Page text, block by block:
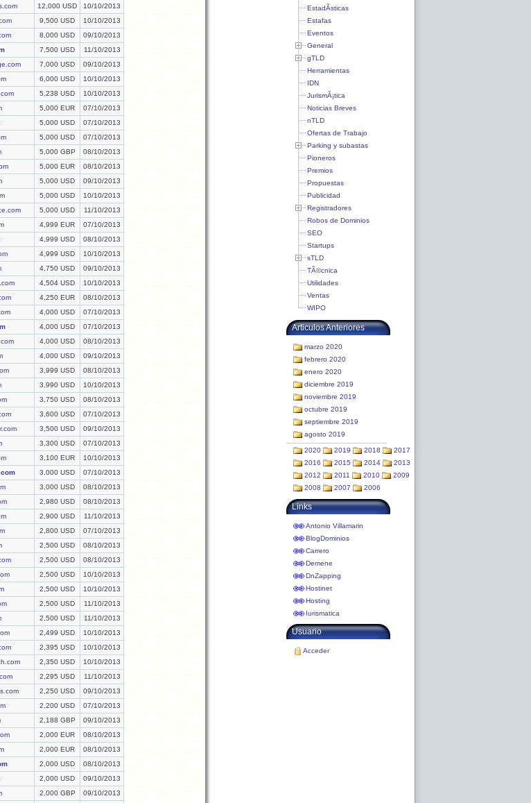
12,000 USD
10/10/2013
9,500 USD
10/10/2013
8,000 USD
09/10/2013
7,500 USD
11/10/2013
7,000 USD
09/10/2013
6,000 USD
10/10/2013
5,238 USD
10/10/2013
5,000 EUR
07/10/2013
5,000 USD
07/10/2013
5,000 USD
07/10/2013
5,000 GBP
08/10/2013
5,000 EUR
08/10/2013
5,000 USD
09/10/2013
5,000 USD
10/10/2013
5,000 USD
11/10/2013
4,999 EUR
07/10/2013
4,999 USD
08/10/2013
4,999 USD
10/10/2013
4,750 USD
09/10/2013
4,504 USD
10/10/2013
4,250 EUR
08/10/2013
4,000 USD
07/10/2013
4,000 USD
07/10/2013
4,000 USD
08/10/2013
4,000 USD
09/10/2013
3,999 USD
08/10/2013
3,990 USD
10/10/2013
3,750 USD
08/10/2013
3,600 USD
07/10/2013
3,500 USD
09/10/2013
3,300 USD
07/10/2013
3,100 EUR
10/10/2013
3,000 USD
07/10/2013
3,000 USD
08/10/2013
2,980 USD
08/10/2013
2,900 USD
11/10/2013
2,800 USD
07/10/2013
2,500 USD
08/10/2013
2,500 USD
08/10/2013
2,500 USD
10/10/2013
2,500 USD
10/10/2013
2,500 USD
11/10/2013
2,500 USD
11/10/2013
2,499 USD
10/10/2013
2,395 USD
10/10/2013
2,350 USD
10/10/2013
2,295 USD
11/10/2013
2,250 USD
09/10/2013
2,200 USD
07/10/2013
2,188 GBP
09/10/2013
2,000 EUR
08/10/2013
2,000 EUR
08/10/2013
2,000 USD
08/10/2013
2,000 USD
09/10/2013
2,000 GBP
09/10/2013
EstadÃ­sticas
Estafas
Eventos
General
gTLD
Herramientas
IDN
JurismÃ¡tica
Noticias Breves
nTLD
Ofertas de Trabajo
Parking y subastas
Pioneros
Premios
Propuestas
Publicidad
Registradores
Robos de Dominios
SEO
Startups
sTLD
TÃ©cnica
Utilidades
Ventas
WIPO
Articulos Anteriores
marzo 2020
febrero 2020
enero 2020
diciembre 2019
noviembre 2019
octubre 2019
septiembre 2019
agosto 2019
2020 2019 2018
2017
2016
2015 2014
2013
2012
2011 2010
2009
2008
2007 2006
Links
Antonio Villamarin
BlogDominios
Carrero
Demene
DnZapping
Hostinet
Hosting
Iurismatica
Usuario
Acceder